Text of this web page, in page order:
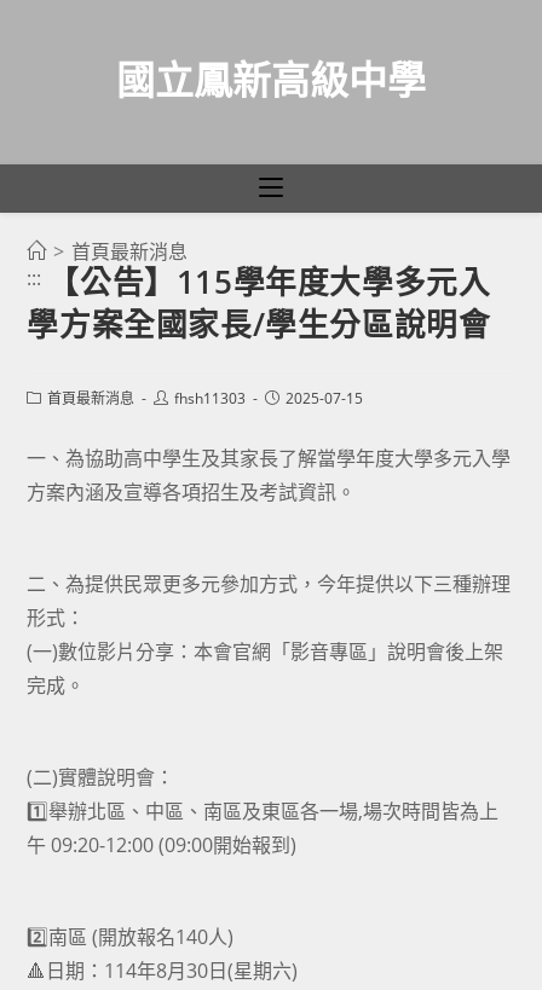
國立鳳新高級中學
> 首頁最新消息
:::
【公告】115學年度大學多元入
學方案全國家長/學生分區說明會
Post首頁最新消息
Postfhsh11303
Post2025-07-15
一、為協助高中學生及其家長了解當學年度大學多元入學
方案內涵及宣導各項招生及考試資訊。
二、為提供民眾更多元參加方式，今年提供以下三種辦理
形式：
(一)數位影片分享：本會官網「影音專區」說明會後上架
完成。
(二)實體說明會：
1️⃣舉辦北區、中區、南區及東區各一場,場次時間皆為上
午 09:20-12:00 (09:00開始報到)
2️⃣南區 (開放報名140人)
🔺日期：114年8月30日(星期六)